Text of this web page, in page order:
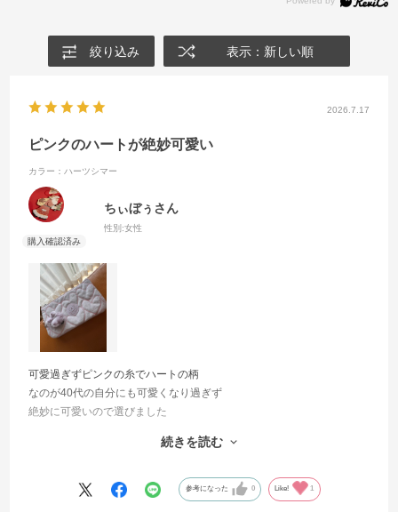
絞り込み 表示：新しい順
2026.7.17
ピンクのハートが絶妙可愛い
カラー：ハーツシマー
ちぃぼぅさん
性別:女性
可愛過ぎずピンクの糸でハートの柄
なのが40代の自分にも可愛くなり過ぎず
絶妙に可愛いので選びました
同じ柄の他のアイテムも欲しくなりました。
続きを読む
参考になった 0 Like! 1